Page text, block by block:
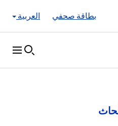
العربية
بطاقة صحفي